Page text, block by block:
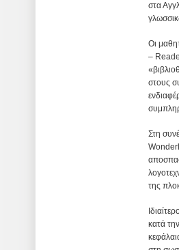
στα
Οι
–
στους
Στη
της
κατά